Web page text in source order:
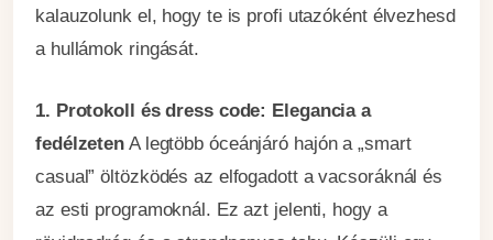
kalauzolunk el, hogy te is profi utazóként élvezhesd
a hullámok ringását.
1. Protokoll és dress code: Elegancia a
fedélzeten A legtöbb óceánjáró hajón a „smart
casual” öltözködés az elfogadott a vacsoráknál és
az esti programoknál. Ez azt jelenti, hogy a
Csatlakozz a Klubhoz!
Iratkozz fel és értesülj elsőként a titkos
ajánlatainkról.